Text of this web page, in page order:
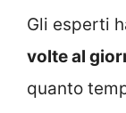
Gli esperti
volte al
quanto